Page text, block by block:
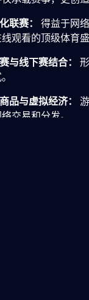
联赛：
得益于网
线观看的顶级体育
与线下赛结合：
品与虚拟经济：
交易和分发。